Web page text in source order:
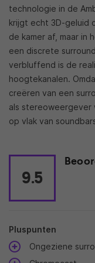
technologie in de
krijgt echt 3D-geluid
de kamer af, maar in
een discrete
verbluffend is de
hoogtekanalen.
creëren van een
als stereoweergever
op vlak van
9.5
Pluspunten
Ongeziene